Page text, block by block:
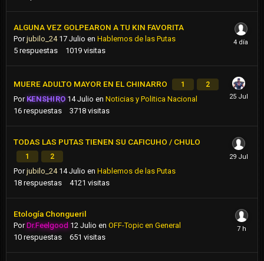
ALGUNA VEZ GOLPEARON A TU KIN FAVORITA
Porjubilo_24 17 Julio en Hablemos de las Putas
5 respuestas 1019 visitas
MUERE ADULTO MAYOR EN EL CHINARRO 1 2
Por KENSHIRO 14 Julio enNoticias y Politica Nacional
16 respuestas 3718 visitas
TODAS LAS PUTAS TIENEN SU CAFICUHO / CHULO
1 2
Porjubilo_24 14 Julio en Hablemos de las Putas
18 respuestas 4121 visitas
Etología Chongueril
PorDr.Feelgood 12 Julio en OFF-Topic en General
10 respuestas 651 visitas